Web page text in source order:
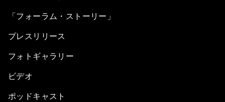
「フォーラム・ストーリー」
プレスリリース
フォトギャラリー
ビデオ
ポッドキャスト